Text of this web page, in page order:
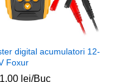
digital acumulatori 12-
Foxur
lei/Buc